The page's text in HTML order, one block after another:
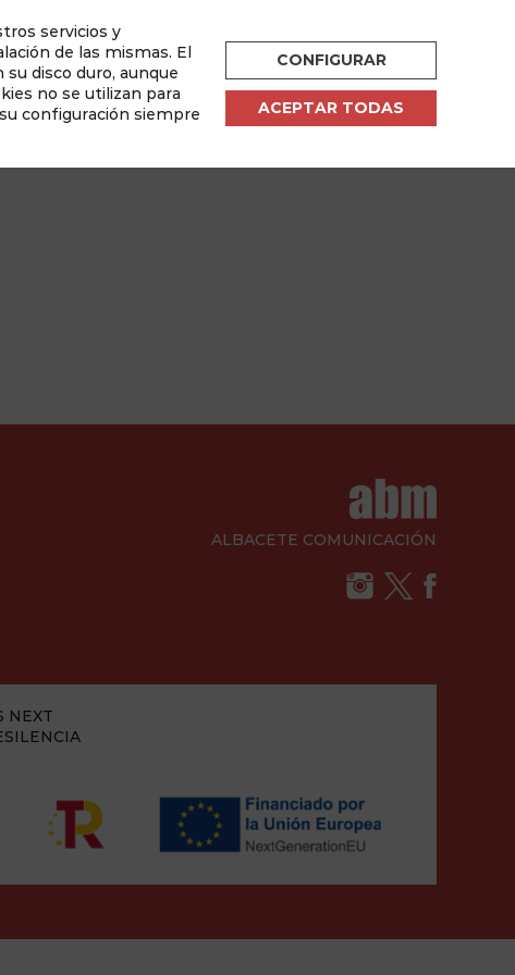
servicios y
de las mismas. El
disco duro, aunque
no se utilizan para
configuración siempre
CONFIGURAR
ACEPTAR TODAS
ESPAÑOL
por
ALBACETE COMUNICACIÓN
NEXT